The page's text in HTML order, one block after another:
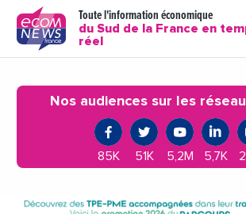
Toute l'information économique
du Sud de la France en
réel
Nos audiences sur les
85K 51K 5,2M 5,7K